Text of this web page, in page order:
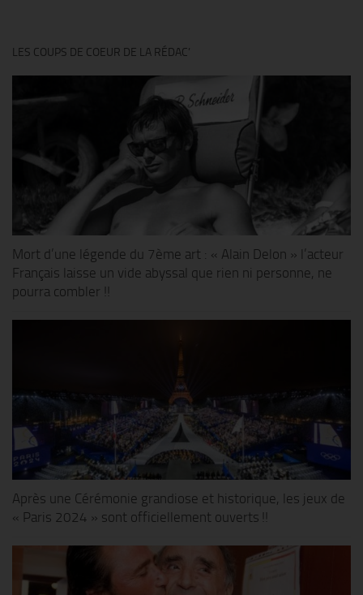
LES COUPS DE COEUR DE LA RÉDAC’
Mort d’une légende du 7ème art : « Alain Delon » l’acteur
Français laisse un vide abyssal que rien ni personne, ne
pourra combler !!
Après une Cérémonie grandiose et historique, les jeux de
« Paris 2024 » sont officiellement ouverts !!